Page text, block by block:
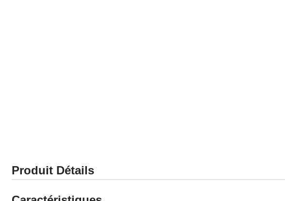
Produit Détails